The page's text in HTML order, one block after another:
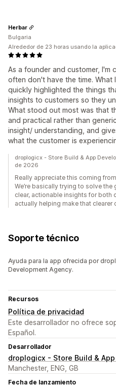
As a founder and customer,
often don't have the time.
quickly highlighted the things
insights to customers so they
What stood out most was that
and practical rather than
insight/ understanding, and
what the customer is
Herbar
Bulgaria
Alrededor de 23 horas usando la
droplogicx - Store Build & App
de 2026
Really appreciate this coming
We’re basically trying to solve
clear, actionable insights for both
actually helping make that clearer
Soporte técnico
Ayuda para la app ofrecida por
Development Agency.
Recursos
Política de privacidad
Este desarrollador no ofrece
Español.
Desarrollador
droplogicx - Store Build &
Manchester, ENG, GB
Fecha de lanzamiento